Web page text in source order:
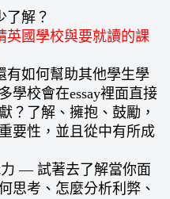
了解？
英國學校與要就讀的課
有如何幫助其他學生學
學校會在essay裡面直接
？了解、擁抱、鼓勵，
要性，並且從中有所成
力 — 試著去了解當你面
思考、怎麼分析利弊、